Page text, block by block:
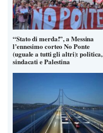
“Stato di merda!”, a Messina
l’ennesimo corteo No Ponte
(uguale a tutti gli altri): politica,
sindacati e Palestina